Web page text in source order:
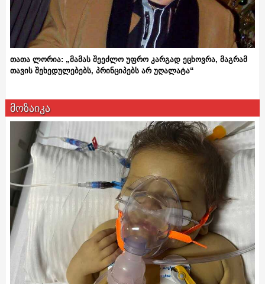
თათა ლორია: „მამას შეეძლო უფრო კარგად ეცხოვრა, მაგრამ
თავის შეხედულებებს, პრინციპებს არ უღალატა“
მოზაიკა